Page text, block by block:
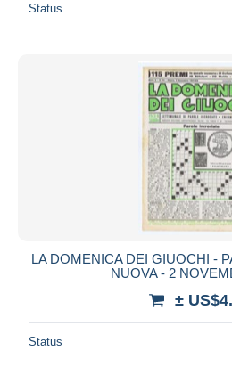
Status
LA DOMENICA DEI GIUOCHI -
NUOVA - 2
±
Status